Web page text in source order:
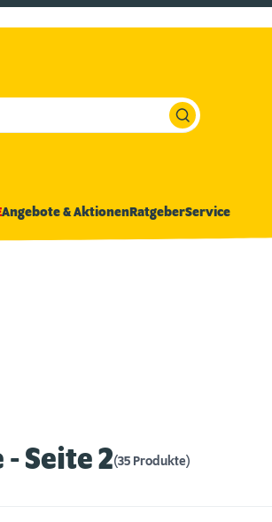
Angebote & AktionenRatgeberService
- Seite 2(35 Produkte)